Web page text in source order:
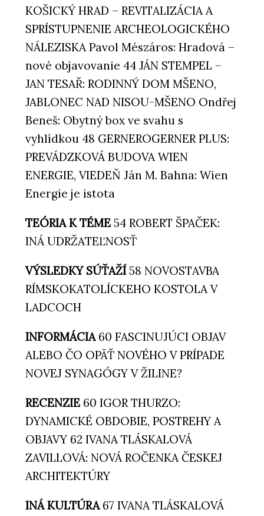
KOŠICKÝ HRAD – REVITALIZÁCIA A
SPRÍSTUPNENIE ARCHEOLOGICKÉHO
NÁLEZISKA Pavol Mészáros: Hradová –
nové objavovanie 44 JÁN STEMPEL –
JAN TESAŘ: RODINNÝ DOM MŠENO,
JABLONEC NAD NISOU-MŠENO Ondřej
Beneš: Obytný box ve svahu s
vyhlídkou 48 GERNEROGERNER PLUS:
PREVÁDZKOVÁ BUDOVA WIEN
ENERGIE, VIEDEŇ Ján M. Bahna: Wien
Energie je istota
TEÓRIA K TÉME 54 ROBERT ŠPAČEK:
INÁ UDRŽATEĽNOSŤ
VÝSLEDKY SÚŤAŽÍ 58 NOVOSTAVBA
RÍMSKOKATOLÍCKEHO KOSTOLA V
LADCOCH
INFORMÁCIA60 FASCINUJÚCI OBJAV
ALEBO ČO OPÄŤ NOVÉHO V PRÍPADE
NOVEJ SYNAGÓGY V ŽILINE?
RECENZIE 60 IGOR THURZO:
DYNAMICKÉ OBDOBIE, POSTREHY A
OBJAVY 62 IVANA TLÁSKALOVÁ
ZAVILLOVÁ: NOVÁ ROČENKA ČESKEJ
ARCHITEKTÚRY
INÁ KULTÚRA67 IVANA TLÁSKALOVÁ